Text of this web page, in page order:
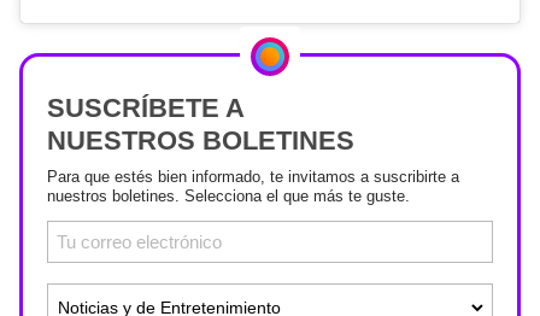
SUSCRÍBETE A
NUESTROS BOLETINES
Para que estés bien informado, te invitamos a suscribirte a
nuestros boletines. Selecciona el que más te guste.